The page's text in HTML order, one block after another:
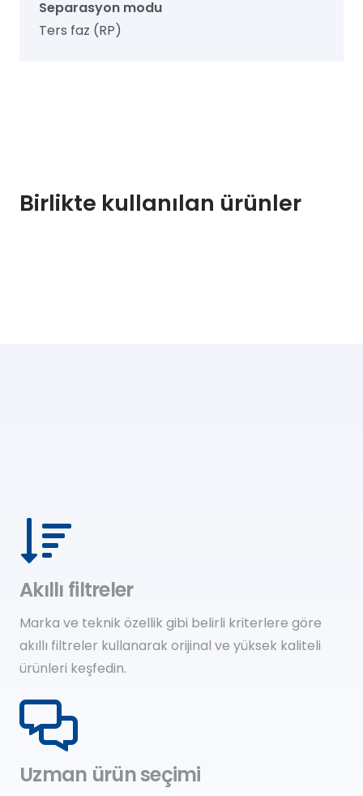
Separasyon modu
Ters faz (RP)
Birlikte kullanılan ürünler
Akıllı filtreler
Marka ve teknik özellik gibi belirli kriterlere göre
akıllı filtreler kullanarak orijinal ve yüksek kaliteli
ürünleri keşfedin.
Uzman ürün seçimi